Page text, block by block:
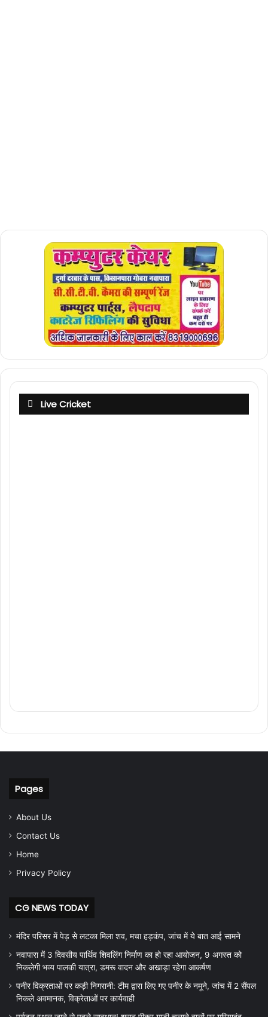
Live Cricket
Pages
About Us
Contact Us
Home
Privacy Policy
CG NEWS TODAY
मंदिर परिसर में पेड़ से लटका मिला शव, मचा हड़कंप, जांच में ये बात आई सामने
नवापारा में 3 दिवसीय पार्थिव शिवलिंग निर्माण का हो रहा आयोजन, 9 अगस्त को
निकलेगी भव्य पालकी यात्रा, डमरू वादन और अखाड़ा रहेगा आकर्षण
पनीर विक्रताओं पर कड़ी निगरानी: टीम द्वारा लिए गए पनीर के नमूने, जांच में 2 सैंपल
निकले अवमानक, विक्रेताओं पर कार्यवाही